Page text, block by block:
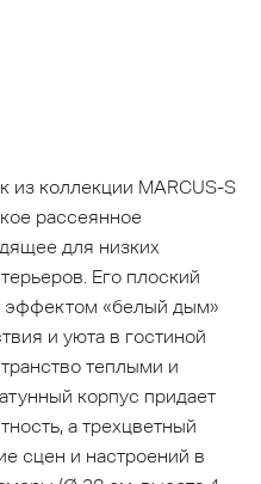
из коллекции MARCUS-S
рассеянное
для низких
Его плоский
эффектом «белый дым»
и уюта в гостиной
теплыми и
корпус придает
а трехцветный
сцен и настроений в